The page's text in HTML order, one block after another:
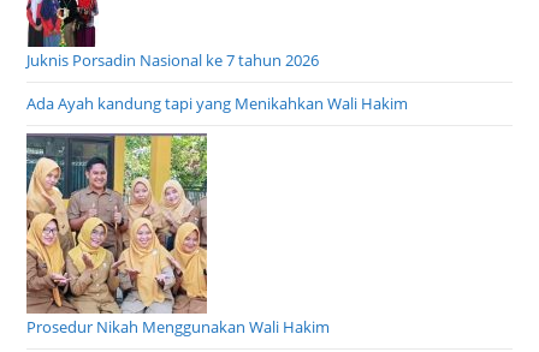
Juknis Porsadin Nasional ke 7 tahun 2026
Ada Ayah kandung tapi yang Menikahkan Wali Hakim
Prosedur Nikah Menggunakan Wali Hakim